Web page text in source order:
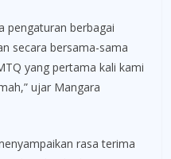
pengaturan berbagai
secara bersama-sama
yang pertama kali kami
ujar Mangara
rasa terima